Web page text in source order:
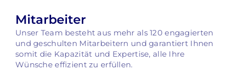
Mitarbeiter
Unser Team besteht aus mehr als 120 engagierten
und geschulten Mitarbeitern und garantiert Ihnen
somit die Kapazität und Expertise, alle Ihre
Wünsche effizient zu erfüllen.